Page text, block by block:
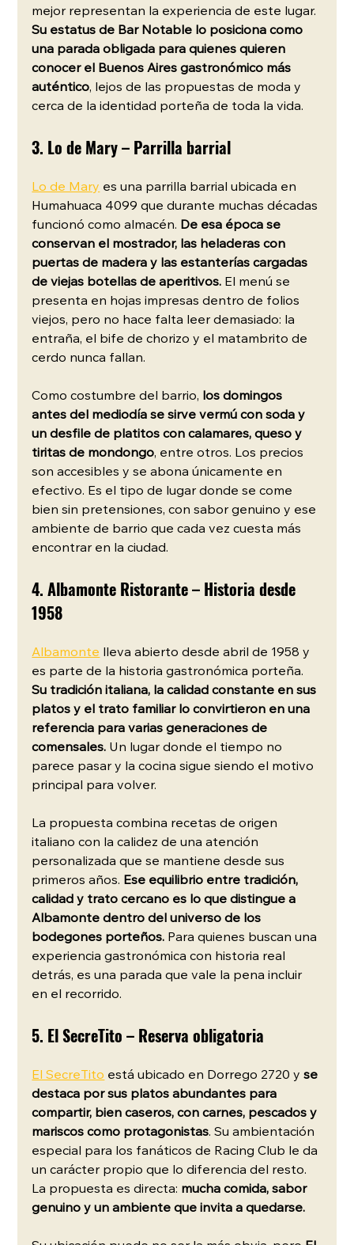
mejor representan la experiencia de este lugar.
Su estatus de Bar Notable lo posiciona como
una parada obligada para quienes quieren
conocer el Buenos Aires gastronómico más
auténtico, lejos de las propuestas de moda y
cerca de la identidad porteña de toda la vida.
3. Lo de Mary – Parrilla barrial
Lo de Mary es una parrilla barrial ubicada en
Humahuaca 4099 que durante muchas décadas
funcionó como almacén. De esa época se
conservan el mostrador, las heladeras con
puertas de madera y las estanterías cargadas
de viejas botellas de aperitivos. El menú se
presenta en hojas impresas dentro de folios
viejos, pero no hace falta leer demasiado: la
entraña, el bife de chorizo y el matambrito de
cerdo nunca fallan.
Como costumbre del barrio, los domingos
antes del mediodía se sirve vermú con soda y
un desfile de platitos con calamares, queso y
tiritas de mondongo, entre otros. Los precios
son accesibles y se abona únicamente en
efectivo. Es el tipo de lugar donde se come
bien sin pretensiones, con sabor genuino y ese
ambiente de barrio que cada vez cuesta más
encontrar en la ciudad.
4. Albamonte Ristorante – Historia desde
1958
Albamonte lleva abierto desde abril de 1958 y
es parte de la historia gastronómica porteña.
Su tradición italiana, la calidad constante en sus
platos y el trato familiar lo convirtieron en una
referencia para varias generaciones de
comensales. Un lugar donde el tiempo no
parece pasar y la cocina sigue siendo el motivo
principal para volver.
La propuesta combina recetas de origen
italiano con la calidez de una atención
personalizada que se mantiene desde sus
primeros años. Ese equilibrio entre tradición,
calidad y trato cercano es lo que distingue a
Albamonte dentro del universo de los
bodegones porteños. Para quienes buscan una
experiencia gastronómica con historia real
detrás, es una parada que vale la pena incluir
en el recorrido.
5. El SecreTito – Reserva obligatoria
El SecreTito está ubicado en Dorrego 2720 y se
destaca por sus platos abundantes para
compartir, bien caseros, con carnes, pescados y
mariscos como protagonistas. Su ambientación
especial para los fanáticos de Racing Club le da
un carácter propio que lo diferencia del resto.
La propuesta es directa: mucha comida, sabor
genuino y un ambiente que invita a quedarse.